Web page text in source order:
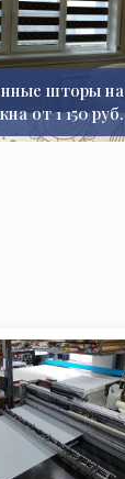
шторы на
от 1 150 руб.